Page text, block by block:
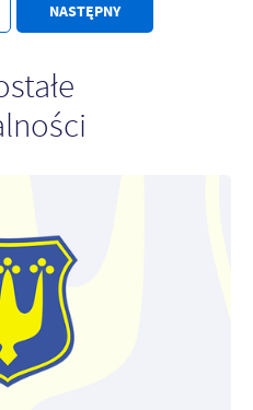
NASTĘPNY